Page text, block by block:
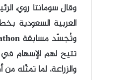
وقال سومانتا روي،
تتيح لهم الإسهام
والزراعة، لما تمثّله